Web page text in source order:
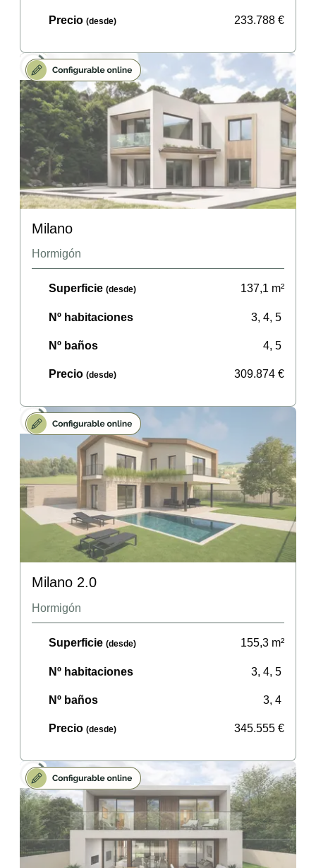
Precio (desde) 233.788 €
Milano
Hormigón
Superficie (desde) 137,1 m²
Nº habitaciones 3, 4, 5
Nº baños 4, 5
Precio (desde) 309.874 €
Milano 2.0
Hormigón
Superficie (desde) 155,3 m²
Nº habitaciones 3, 4, 5
Nº baños 3, 4
Precio (desde) 345.555 €